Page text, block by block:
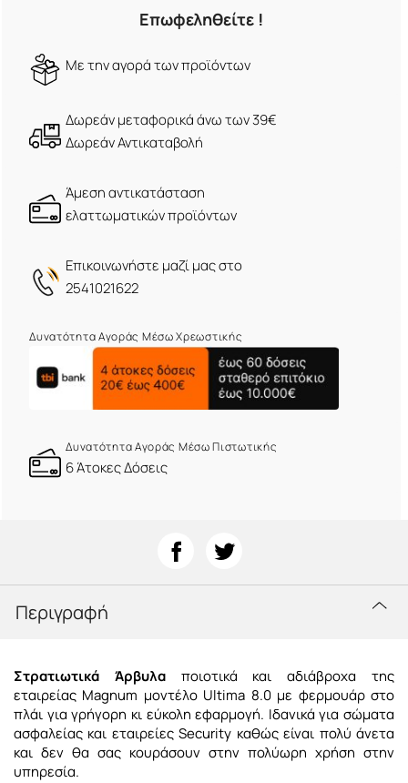
Επωφεληθείτε !
Mε την αγορά των προϊόντων
Δωρεάν μεταφορικά άνω των 39€
Δωρεάν Αντικαταβολή
Άμεση αντικατάσταση
ελαττωματικών προϊόντων
Eπικοινωνήστε μαζί μας στο
2541021622
Δυνατότητα Αγοράς Μέσω Χρεωστικής
Δυνατότητα Αγοράς Μέσω Πιστωτικής
6 Άτοκες Δόσεις
Περιγραφή
Στρατιωτικά Άρβυλαποιοτικά και αδιάβροχα της
εταιρείας Magnum μοντέλο Ultima 8.0 με φερμουάρ στο
πλάι για γρήγορη κι εύκολη εφαρμογή. Ιδανικά για σώματα
ασφαλείας και εταιρείες Security καθώς είναι πολύ άνετα
και δεν θα σας κουράσουν στην πολύωρη χρήση στην
υπηρεσία.